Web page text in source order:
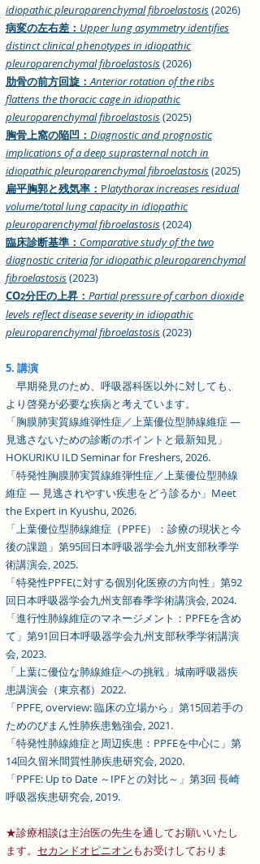
idiopathic pleuroparenchymal fibroelastosis(2026)
病変の左右差： Upper lung asymmetry identifies
distinct clinical phenotypes in idiopathic
pleuroparenchymal fibroelastosis(2026)
肋骨の前方回旋：Anterior rotation of the ribs
flattens the thoracic cage in idiopathic
pleuroparenchymal fibroelastosis(2025)
胸骨上窩の陥凹： Diagnostic and prognostic
implications of a deep suprasternal notch in
idiopathic pleuroparenchymal fibroelastosis(2025)
扁平胸郭と残気率： Platythorax increases residual
volume/total lung capacity in idiopathic
pleuroparenchymal fibroelastosis(2024)
臨床診断基準： Comparative study of the two
diagnostic criteria for idiopathic pleuroparenchymal
fibroelastosis(2023)
CO2分圧の上昇： Partial pressure of carbon dioxide
levels reflect disease severity in idiopathic
pleuroparenchymal fibroelastosis(2023)
5. 講演
早期発見のため、呼吸器科医以外に対しても、
より啓発が必要な疾病と考えています。
「胸膜肺実質線維弾性症／上葉優位型肺線維症 ―
見逃さないための診断のポイントと最新知見」
HOKURIKU ILD Seminar for Freshers, 2026.
「特発性胸膜肺実質線維弾性症／上葉優位型肺線
維症 ― 見逃されやすい疾患をどう診るか」Meet
the Expert in Kyushu, 2026.
「上葉優位型肺線維症（PPFE）：診療の現状と今
後の課題」第95回日本呼吸器学会九州支部秋季学
術講演会, 2025.
「特発性PPFEに対する個別化医療の方向性」第92
回日本呼吸器学会九州支部春季学術講演会, 2024.
「進行性肺線維症のマネージメント：PPFEを含め
て」第91回日本呼吸器学会九州支部秋季学術講演
会, 2023.
「上葉に優位な肺線維症への挑戦」城南呼吸器疾
患講演会（東京都）2022.
「PPFE, overview: 臨床の立場から」第15回若手の
ためのびまん性肺疾患勉強会, 2021.
「特発性肺線維症と周辺疾患：PPFEを中心に」第
14回久留米間質性肺疾患研究会, 2020.
「PPFE: Up to Date ～IPFとの対比～」第3回 長崎
呼吸器疾患研究会, 2019.
★診療相談は主治医の先生を通してお願いいたし
ます。 セカンドオピニオンもお受けしておりま